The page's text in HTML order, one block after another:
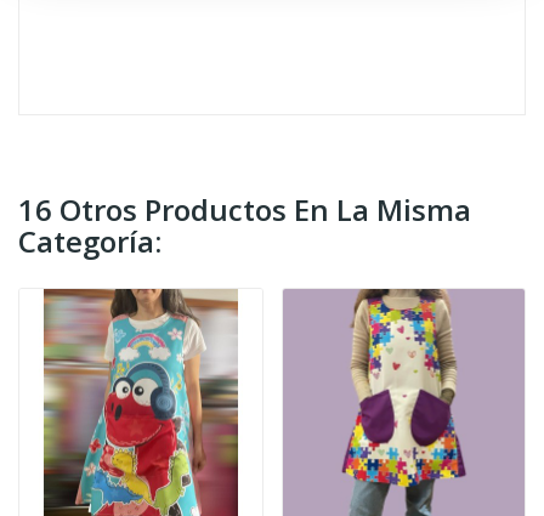
16 Otros Productos En La Misma
Categoría: